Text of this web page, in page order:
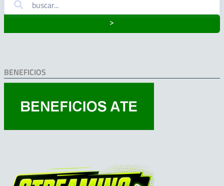
˃
BENEFICIOS